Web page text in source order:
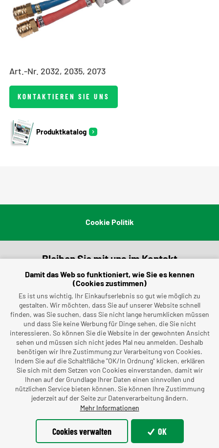
Art.-Nr. 2032, 2035, 2073
KONTAKTIEREN SIE UNS
Produktkatalog
Cookie Politik
Bleiben Sie mit uns im Kontakt
vapo@vapo-sro.cz
(+420) 491 462 696
© Offizielle Webseite VAPO, společnost s ručením
omezeným
©dmpCMS
Damit das Web so funktioniert, wie Sie es kennen
(Cookies zustimmen)
Es ist uns wichtig, Ihr Einkaufserlebnis so gut wie möglich zu
gestalten. Wir möchten, dass Sie auf unserer Website schnell
finden, was Sie suchen, dass Sie nicht lange herumklicken müssen
und dass Sie keine Werbung für Dinge sehen, die Sie nicht
interessieren. So können Sie die Website in der gewohnten Ansicht
sehen und müssen sich nicht jedes Mal neu anmelden. Deshalb
benötigen wir Ihre Zustimmung zur Verarbeitung von Cookies.
Indem Sie auf die Schaltfläche "OK/In Ordnung" klicken, erklären
Sie sich mit dem Setzen von Cookies einverstanden, damit wir
Ihnen auf der Grundlage Ihrer Daten einen sinnvollen und
nützlichen Service bieten können. Sie können Ihre Zustimmung
jederzeit auf der Seite zur Datenverarbeitung ändern.
Mehr Informationen
Cookies verwalten OK